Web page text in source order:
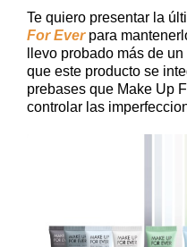
Te quiero presentar la
For Everpara
llevo probado más de
que este producto se
prebases que Make Up
controlar las